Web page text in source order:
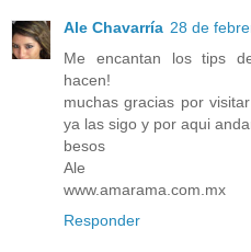
Ale Chavarría 28 de
Me encantan los tips
hacen!
muchas gracias por
ya las sigo y por aqui
besos
Ale
www.amarama.com.mx
Responder